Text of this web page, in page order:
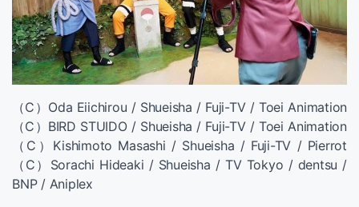
（C）Oda Eiichirou / Shueisha / Fuji-TV / Toei Animation
（C）BIRD STUIDO / Shueisha / Fuji-TV / Toei Animation
（C）Kishimoto Masashi / Shueisha / Fuji-TV / Pierrot
（C）Sorachi Hideaki / Shueisha / TV Tokyo / dentsu /
BNP / Aniplex